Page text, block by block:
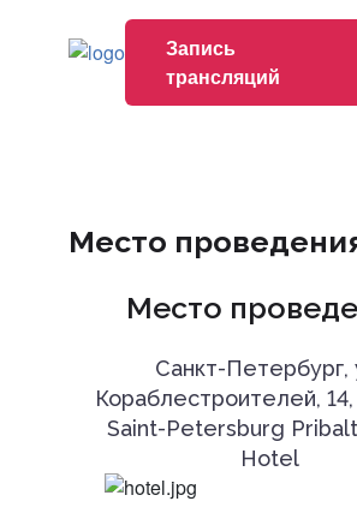
Спонсоры
Выставка
Отчеты
Запись
трансляций
Место
Место
Санкт-Петербург,
Кораблестроителей,
Saint-Petersburg
Hotel